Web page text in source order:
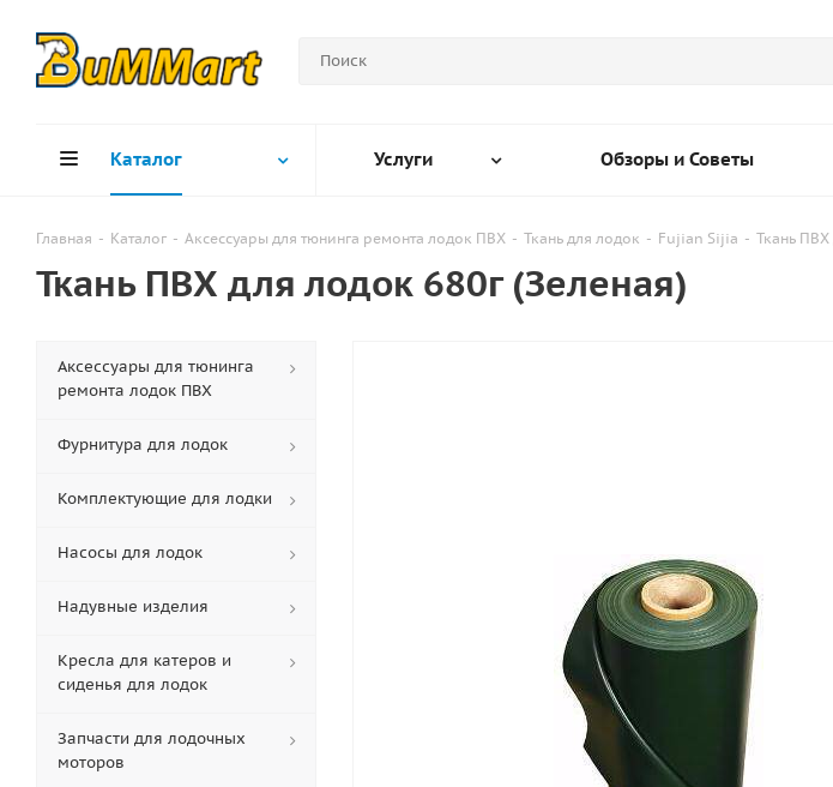
Каталог Услуги Обзоры и Советы
Главная - Каталог - Аксессуары для тюнинга ремонта лодок ПВХ - Ткань для лодок - Fujian Sijia - Ткань ПВХ
Ткань ПВХ для лодок 680г (Зеленая)
Аксессуары для тюнинга
ремонта лодок ПВХ
Фурнитура для лодок
Комплектующие для лодки
Насосы для лодок
Надувные изделия
Кресла для катеров и
сиденья для лодок
Запчасти для лодочных
моторов